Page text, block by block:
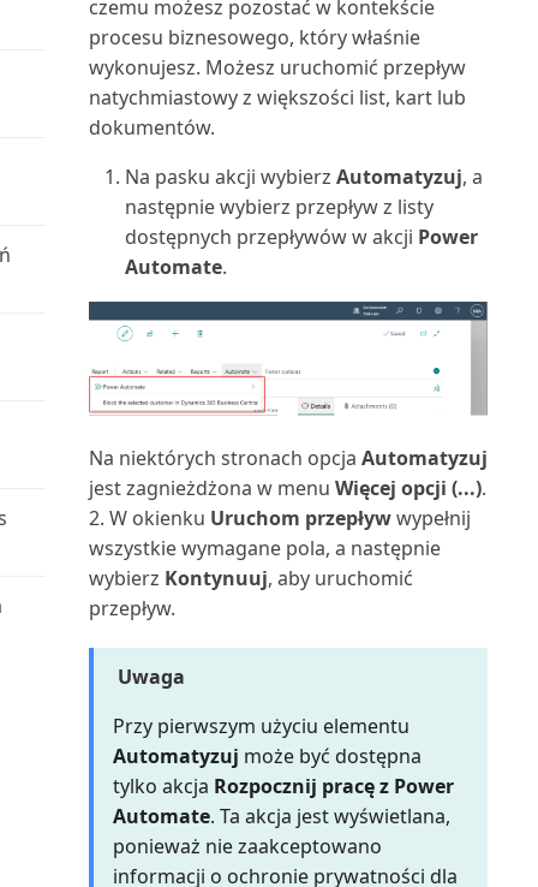
Przenoszenie i księgowanie
zapisów kosztów
Przesyłanie raportów VAT do
urzędów skarbowych
Przeszacowanie sald kont księgi
głównej
Płynność
Rachunek zysków i strat według
miesięcy
Raportowanie finansowe: często
zadawane pytania
Rejestrowanie i zwrot wydatków
pracowników
przychodów bezpośred...
Rejestrowanie zapisów
zrównoważonego rozwoju
Rentowność
Rozliczanie zapisów w różnych
Używanie rozszerzenia do
importu plików QuickBo...
Używanie rozszerzenia
formatów plików podatkowy...
Używanie rozszerzenia
Prognoza sprzedaży i zapa...
Wprowadzanie danych w
Business Central
Business Central
Wprowadzenie do tworzenia
układów raportów
Wysyłanie dokumentów i
danych
Wyszukiwanie stron i informacji
za pomocą funkc...
Wyświetlanie raportu testowego
Należności-Zobowiązania
(raport)
Numery dokumentów środków
Obciążenie centrum
maszynowego (raport)
produkcyjnego/wykres (raport)
Obciążenie gniazda roboczego
(raport)
Obciążenie gniazda
roboczego/Wykres (raport)
Oblicz i zaksięguj rozliczenie
podatkowe (raport)
Oferta serwisowa (raport
dokumentu)
Oferta umowy serwisowej
(raport dokumentu)
Oferta umowy serwisowej:
szczegóły (raport)
czemu możesz pozostać w kontekście
procesu biznesowego, który właśnie
wykonujesz. Możesz uruchomić przepływ
natychmiastowy z większości list, kart lub
dokumentów.
Na pasku akcji wybierz Automatyzuj, a
następnie wybierz przepływ z listy
dostępnych przepływów w akcji Power
Automate.
Na niektórych stronach opcja Automatyzuj
jest zagnieżdżona w menu Więcej opcji (...).
2. W okienku Uruchom przepływwypełnij
wszystkie wymagane pola, a następnie
wybierz Kontynuuj, aby uruchomić
przepływ.
Uwaga
Przy pierwszym użyciu elementu
Automatyzuj może być dostępna
tylko akcja Rozpocznij pracę z Power
Automate. Ta akcja jest wyświetlana,
ponieważ nie zaakceptowano
informacji o ochronie prywatności dla